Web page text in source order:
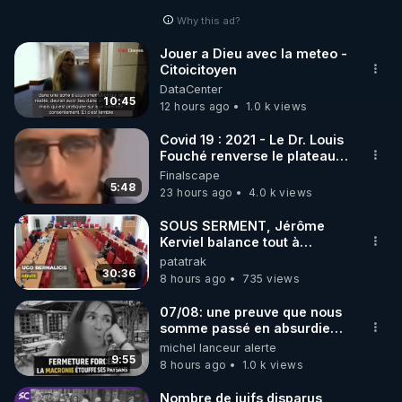
🌱 INSTAGRAM
https://www.instagram.com/rdlr_thierrycasasnovas/
http://rgnr.li/instagram
🌱 LA NEWSLETTER
Pour ne pas rater l’actualité RGNR (stages,
http://rgnr.li/news
🌱 VIDÉOS NON CENSURÉES SUR ODYSEE
Toutes les vidéos Youtube sont aussi sur la
http://rgnr.li/odysee
🌱 LES STAGES EN PRÉSENTIEL
Why this ad?
10:45
Jouer a Dieu avec la meteo -
Citoicitoyen
DataCenter
12 hours ago
1.0 k views
5:48
Covid 19 : 2021 - Le Dr. Louis
Fouché renverse le plateau
de CNews !
Finalscape
23 hours ago
4.0 k views
30:36
SOUS SERMENT, Jérôme
Kerviel balance tout à
l'Assemblée !
patatrak
8 hours ago
735 views
9:55
07/08: une preuve que nous
somme passé en absurdie
une dictature qui veut faire
taire ses opposant !
michel lanceur alerte
8 hours ago
1.0 k views
Nombre de juifs disparus